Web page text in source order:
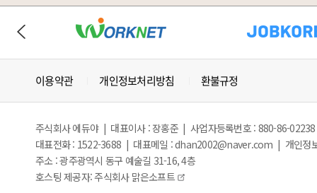
이용약관 개인정보처리방침 환불규정
주식회사 에듀야 | 대표이사 : 장홍준 | 사업자등록번호 : 880-86-
대표전화 : 1522-3688 | 대표메일 : dhan2002@naver.com | 개인정
주소 : 광주광역시 동구 예술길 31-16, 4층
호스팅 제공자: 주식회사 맑은소프트